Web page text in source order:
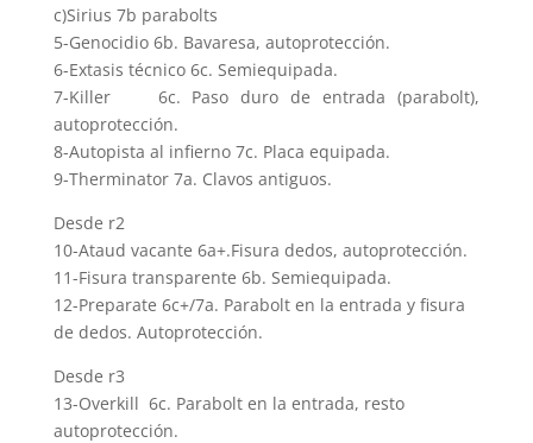
c)Sirius 7b parabolts
5-Genocidio 6b. Bavaresa, autoprotección.
6-Extasis técnico 6c. Semiequipada.
7-Killer 6c. Paso duro de entrada (parabolt),
autoprotección.
8-Autopista al infierno 7c. Placa equipada.
9-Therminator 7a. Clavos antiguos.
Desde r2
10-Ataud vacante 6a+.Fisura dedos, autoprotección.
11-Fisura transparente 6b. Semiequipada.
12-Preparate 6c+/7a. Parabolt en la entrada y fisura
de dedos. Autoprotección.
Desde r3
13-Overkill 6c. Parabolt en la entrada, resto
autoprotección.